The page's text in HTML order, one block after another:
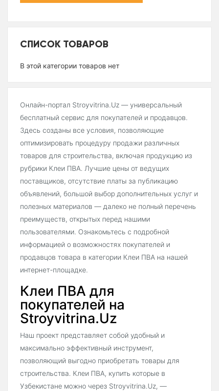
СПИСОК ТОВАРОВ
В этой категории товаров нет
Онлайн-портал Stroyvitrina.Uz — универсальный
бесплатный сервис для покупателей и продавцов.
Здесь созданы все условия, позволяющие
оптимизировать процедуру продажи различных
товаров для строительства, включая продукцию из
рубрики Клеи ПВА. Лучшие цены от ведущих
поставщиков, отсутствие платы за публикацию
объявлений, большой выбор дополнительных услуг и
полезных материалов — далеко не полный перечень
преимуществ, открытых перед нашими
пользователями. Ознакомьтесь с подробной
информацией о возможностях покупателей и
продавцов товара в категории Клеи ПВА на нашей
интернет-площадке.
Клеи ПВА для
покупателей на
Stroyvitrina.Uz
Наш проект представляет собой удобный и
максимально эффективный инструмент,
позволяющий выгодно приобретать товары для
строительства. Клеи ПВА, купить которые в
Узбекистане можно через Stroyvitrina.Uz, —